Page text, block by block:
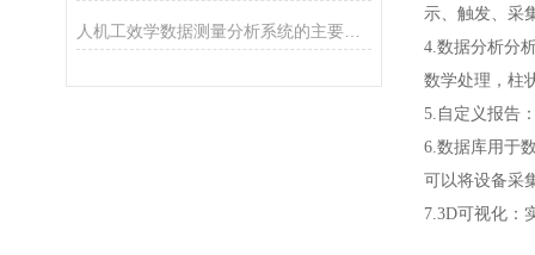
人机工效学数据测量分析系统的主要作用体现在哪些方面？
示、触发、采
4.数据分析分
数学处理，柱
5.自定义报告
6.数据库用于
可以将设备采
7.3D可视化：